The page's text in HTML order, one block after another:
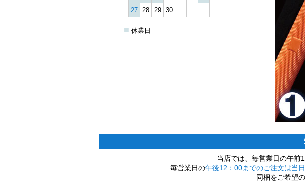
27 28 29 30
■ 休業日
当店では、毎営業日の午前
毎営業日の午後12：00までのご注文は当
同梱をご希望